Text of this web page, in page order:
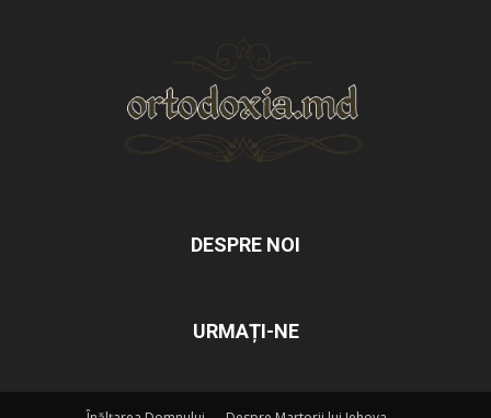
DESPRE NOI
URMAȚI-NE